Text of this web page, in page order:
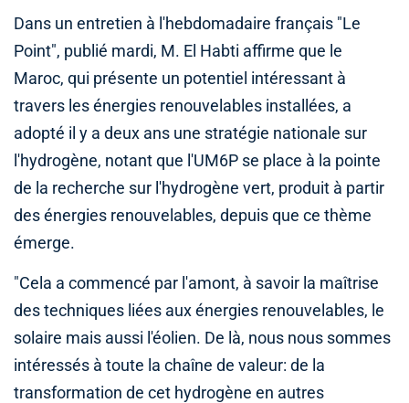
Dans un entretien à l'hebdomadaire français "Le
Point", publié mardi, M. El Habti affirme que le
Maroc, qui présente un potentiel intéressant à
travers les énergies renouvelables installées, a
adopté il y a deux ans une stratégie nationale sur
l'hydrogène, notant que l'UM6P se place à la pointe
de la recherche sur l'hydrogène vert, produit à partir
des énergies renouvelables, depuis que ce thème
émerge.
"Cela a commencé par l'amont, à savoir la maîtrise
des techniques liées aux énergies renouvelables, le
solaire mais aussi l'éolien. De là, nous nous sommes
intéressés à toute la chaîne de valeur: de la
transformation de cet hydrogène en autres